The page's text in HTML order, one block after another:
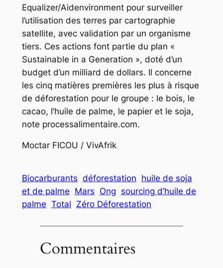
Equalizer/Aidenvironment pour surveiller
l’utilisation des terres par cartographie
satellite, avec validation par un organisme
tiers. Ces actions font partie du plan «
Sustainable in a Generation », doté d’un
budget d’un milliard de dollars. Il concerne
les cinq matières premières les plus à risque
de déforestation pour le groupe : le bois, le
cacao, l’huile de palme, le papier et le soja,
note processalimentaire.com.
Moctar FICOU / VivAfrik
Biocarburants déforestation huile de soja
et de palme Mars Ong sourcing d’huile de
palme Total Zéro Déforestation
Commentaires